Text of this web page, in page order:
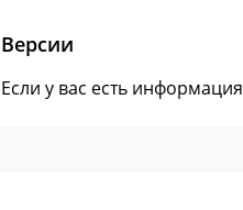
Версии
Если у вас есть